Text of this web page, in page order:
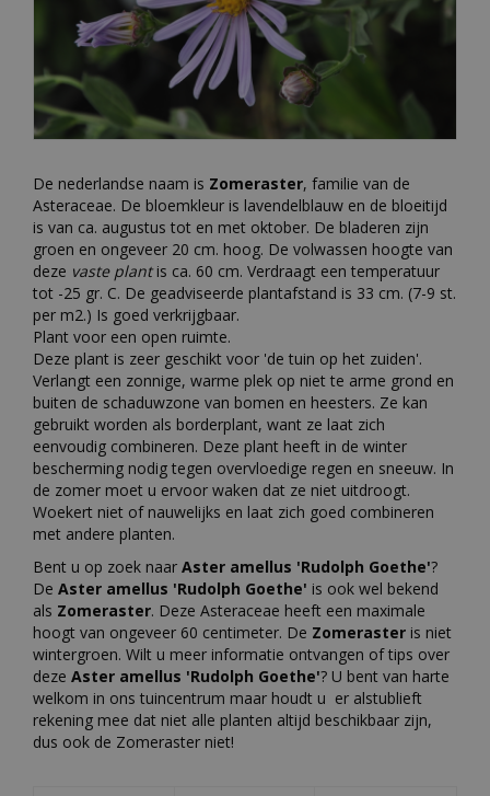
De nederlandse naam is Zomeraster, familie van de
Asteraceae. De bloemkleur is lavendelblauw en de bloeitijd
is van ca. augustus tot en met oktober. De bladeren zijn
groen en ongeveer 20 cm. hoog. De volwassen hoogte van
deze vaste plantis ca. 60 cm. Verdraagt een temperatuur
tot -25 gr. C. De geadviseerde plantafstand is 33 cm. (7-9 st.
per m2.) Is goed verkrijgbaar.
Plant voor een open ruimte.
Deze plant is zeer geschikt voor 'de tuin op het zuiden'.
Verlangt een zonnige, warme plek op niet te arme grond en
buiten de schaduwzone van bomen en heesters. Ze kan
gebruikt worden als borderplant, want ze laat zich
eenvoudig combineren. Deze plant heeft in de winter
bescherming nodig tegen overvloedige regen en sneeuw. In
de zomer moet u ervoor waken dat ze niet uitdroogt.
Woekert niet of nauwelijks en laat zich goed combineren
met andere planten.
Bent u op zoek naar Aster amellus 'Rudolph Goethe'?
De Aster amellus 'Rudolph Goethe' is ook wel bekend
als Zomeraster. Deze Asteraceae heeft een maximale
hoogt van ongeveer 60 centimeter. De Zomeraster is niet
wintergroen. Wilt u meer informatie ontvangen of tips over
deze Aster amellus 'Rudolph Goethe'? U bent van harte
welkom in ons tuincentrum maar houdt u er alstublieft
rekening mee dat niet alle planten altijd beschikbaar zijn,
dus ook de Zomeraster niet!